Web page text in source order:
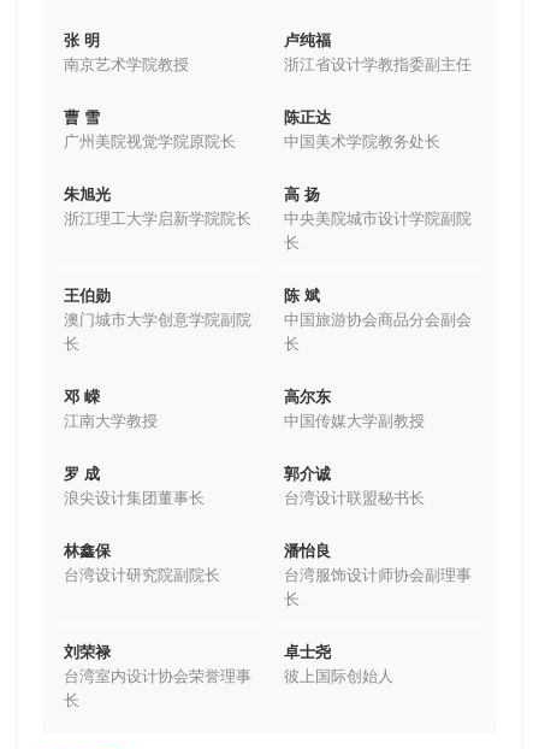
张 明
南京艺术学院教授
卢纯福
浙江省设计学教指委副主任
曹 雪
广州美院视觉学院原院长
陈正达
中国美术学院教务处长
朱旭光
浙江理工大学启新学院院长
高 扬
中央美院城市设计学院副院
长
王伯勋
澳门城市大学创意学院副院
长
陈 斌
中国旅游协会商品分会副会
长
邓 嵘
江南大学教授
高尔东
中国传媒大学副教授
罗 成
浪尖设计集团董事长
郭介诚
台湾设计联盟秘书长
林鑫保
台湾设计研究院副院长
潘怡良
台湾服饰设计师协会副理事
长
刘荣禄
台湾室内设计协会荣誉理事
长
卓士尧
彼上国际创始人